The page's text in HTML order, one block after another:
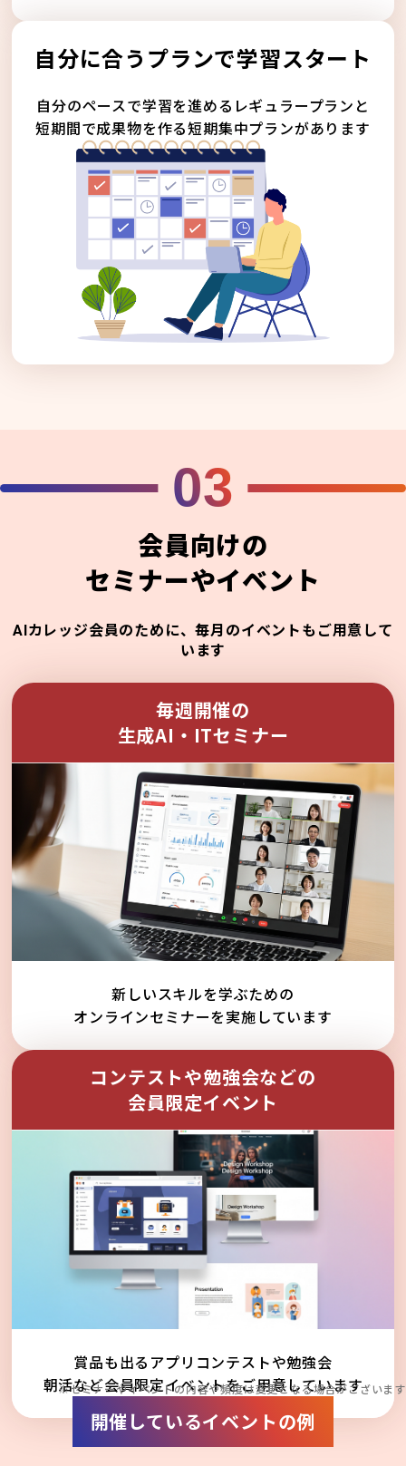
自分に合うプランで学習スタート
自分のペースで学習を進めるレギュラープランと
短期間で成果物を作る短期集中プランがあります
03
会員向けの
セミナーやイベント
AIカレッジ会員のために、毎月のイベントもご用意して
います
毎週開催の
生成AI・ITセミナー
新しいスキルを学ぶための
オンラインセミナーを実施しています
コンテストや勉強会などの
会員限定イベント
賞品も出るアプリコンテストや勉強会
朝活など会員限定イベントをご用意しています
※セミナーやイベントの内容や頻度は変更となる場合がございます
開催しているイベントの例